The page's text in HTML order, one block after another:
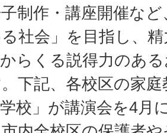
制作・講座開催な
社会」を目指し、
らくる説得力のあ
下記、各校区の家
学校」が講演会を4月